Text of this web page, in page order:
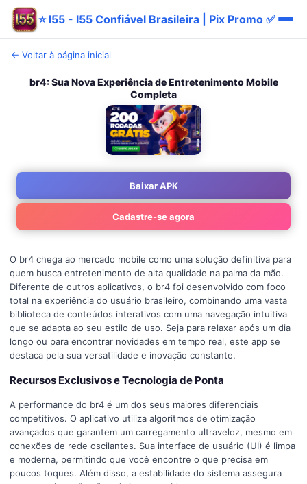
⭐ l55 - l55 Confiável Brasileira | Pix Promo ✅
← Voltar à página inicial
br4: Sua Nova Experiência de Entretenimento Mobile
Completa
Baixar APK
Cadastre-se agora
O br4 chega ao mercado mobile como uma solução definitiva para
quem busca entretenimento de alta qualidade na palma da mão.
Diferente de outros aplicativos, o br4 foi desenvolvido com foco
total na experiência do usuário brasileiro, combinando uma vasta
biblioteca de conteúdos interativos com uma navegação intuitiva
que se adapta ao seu estilo de uso. Seja para relaxar após um dia
longo ou para encontrar novidades em tempo real, este app se
destaca pela sua versatilidade e inovação constante.
Recursos Exclusivos e Tecnologia de Ponta
A performance do br4 é um dos seus maiores diferenciais
competitivos. O aplicativo utiliza algoritmos de otimização
avançados que garantem um carregamento ultraveloz, mesmo em
conexões de rede oscilantes. Sua interface de usuário (UI) é limpa
e moderna, permitindo que você encontre o que precisa em
poucos toques. Além disso, a estabilidade do sistema assegura